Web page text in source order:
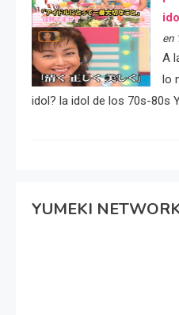
en
A
lo
idol? la idol de los 70s-80s
YUMEKI